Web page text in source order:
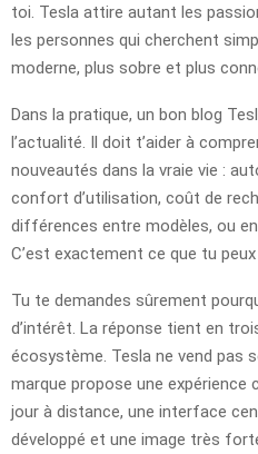
toi. Tesla attire autant les
les personnes qui cherchent
moderne, plus sobre et plus
Dans la pratique, un bon blog
l’actualité. Il doit t’aider à
nouveautés dans la vraie vie :
confort d’utilisation, coût de
différences entre modèles, ou
C’est exactement ce que tu
Tu te demandes sûrement
d’intérêt. La réponse tient en
écosystème. Tesla ne vend pas
marque propose une expérience
jour à distance, une interface
développé et une image très